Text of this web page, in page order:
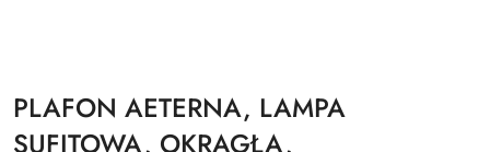
PLAFON AETERNA, LAMPA
SUFITOWA, OKRĄGŁA,